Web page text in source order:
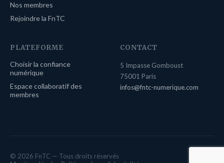
Nos membres
Rejoindre la FnTC
PLATEFORME
Choisir la confiance
numérique
Espace collaboratif des
membres
CONTACT
5 Impasse Gomboust
75001 Paris
infos@fntc-numerique.com
© 2026 FnTC — Tous droits réservés